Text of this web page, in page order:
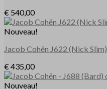
€ 540,00
Nouveau!
Jacob Cohën J622 (Nick Slim)
€435,00
Nouveau!